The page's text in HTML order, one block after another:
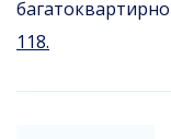
118.